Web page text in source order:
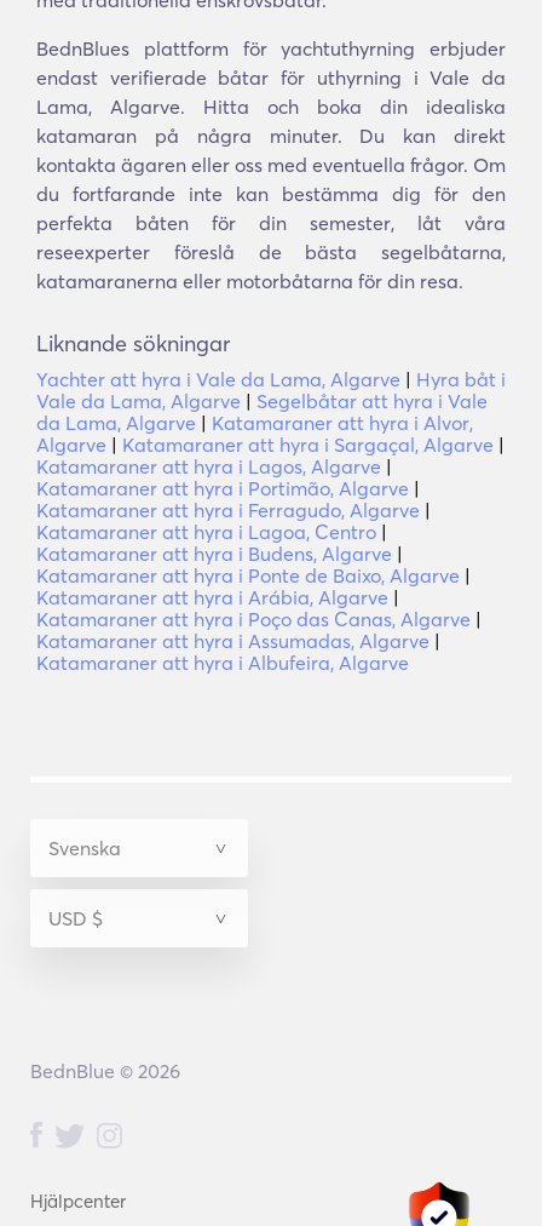
BednBlues plattform för yachtuthyrning erbjuder
endast verifierade båtar för uthyrning i Vale da
Lama, Algarve. Hitta och boka din idealiska
katamaran på några minuter. Du kan direkt
kontakta ägaren eller oss med eventuella frågor. Om
du fortfarande inte kan bestämma dig för den
perfekta båten för din semester, låt våra
reseexperter föreslå de bästa segelbåtarna,
katamaranerna eller motorbåtarna för din resa.
Liknande sökningar
Yachter att hyra i Vale da Lama, Algarve | Hyra båt i
Vale da Lama, Algarve | Segelbåtar att hyra i Vale
da Lama, Algarve | Katamaraner att hyra i Alvor,
Algarve | Katamaraner att hyra i Sargaçal, Algarve |
Katamaraner att hyra i Lagos, Algarve |
Katamaraner att hyra i Portimão, Algarve |
Katamaraner att hyra i Ferragudo, Algarve |
Katamaraner att hyra i Lagoa, Centro |
Katamaraner att hyra i Budens, Algarve |
Katamaraner att hyra i Ponte de Baixo, Algarve |
Katamaraner att hyra i Arábia, Algarve |
Katamaraner att hyra i Poço das Canas, Algarve |
Katamaraner att hyra i Assumadas, Algarve |
Katamaraner att hyra i Albufeira, Algarve
Hjälpcenter
BednBlue © 2026